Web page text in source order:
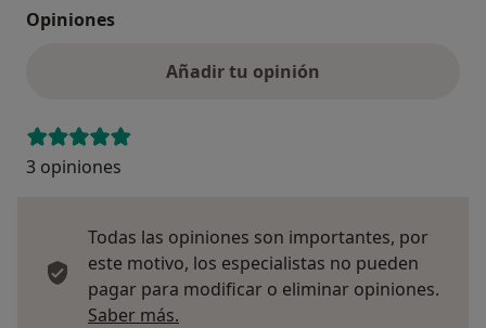
Opiniones
Añadir tu opinión
3 opiniones
Todas las opiniones son importantes, por
este motivo, los especialistas no pueden
pagar para modificar o eliminar opiniones.
Saber más.